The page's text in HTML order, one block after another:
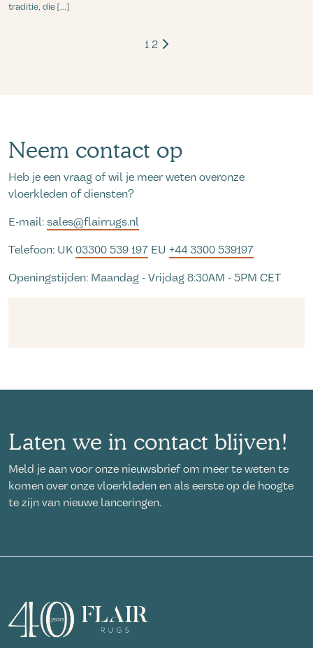
traditie, die [...]
1 2
Neem contact op
Heb je een vraag of wil je meer weten overonze
vloerkleden of diensten?
E-mail: sales@flairrugs.nl
Telefoon: UK 03300 539 197 EU +44 3300 539197
Openingstijden: Maandag - Vrijdag 8:30AM - 5PM CET
Laten we in contact blijven!
Meld je aan voor onze nieuwsbrief om meer te weten te
komen over onze vloerkleden en als eerste op de hoogte
te zijn van nieuwe lanceringen.